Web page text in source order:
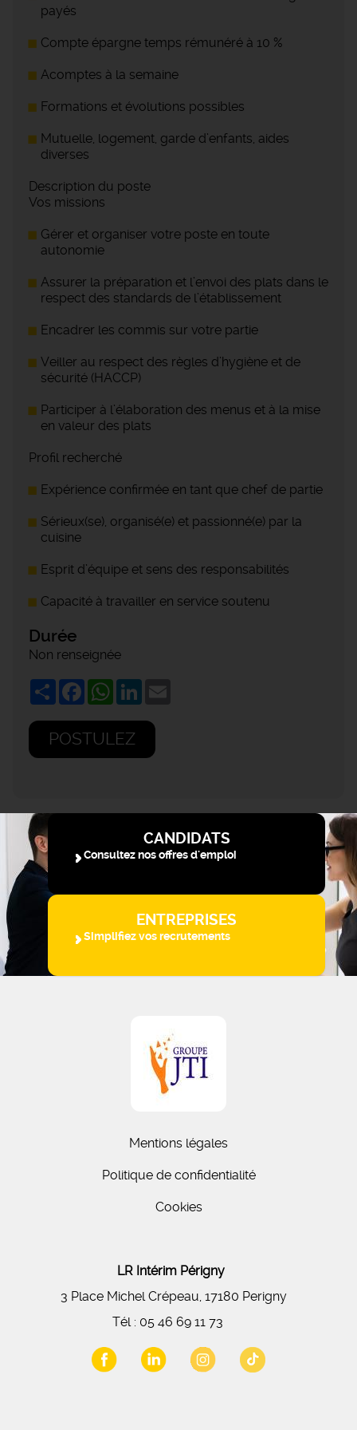
payés
Compte épargne temps rémunéré à 10 %
Acomptes à la semaine
Formations et évolutions possibles
Mutuelle, logement, garde d’enfants, aides
diverses
Description du poste
Vos missions
Gérer et organiser votre poste en toute
autonomie
Assurer la préparation et l’envoi des plats dans le
respect des standards de l’établissement
Encadrer les commis sur votre partie
Veiller au respect des règles d’hygiène et de
sécurité (HACCP)
Participer à l’élaboration des menus et à la mise
en valeur des plats
Profil recherché
Expérience confirmée en tant que chef de partie
Sérieux(se), organisé(e) et passionné(e) par la
cuisine
Esprit d’équipe et sens des responsabilités
Capacité à travailler en service soutenu
Durée
Non renseignée
ShareFacebookWhatsApp
LinkedIn
POSTULEZ
CANDIDATS
Consultez nos offres d'emploi
ENTREPRISES
Simplifiez vos recrutements
Mentions légales
Politique de confidentialité
Cookies
LR Intérim Périgny
3 Place Michel Crépeau, 17180 Perigny
Tél : 05 46 69 11 73